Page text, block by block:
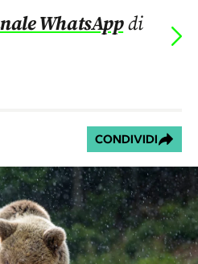
WhatsAppdi
CONDIVIDI